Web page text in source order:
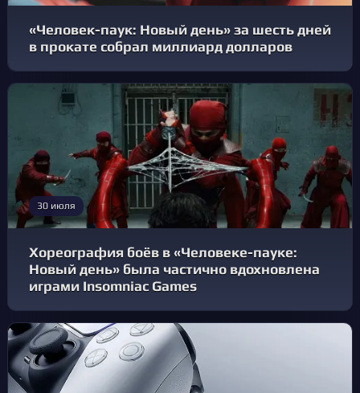
«Человек-паук: Новый день» за шесть дней
в прокате собрал миллиард долларов
30 июля
Хореография боёв в «Человеке-пауке:
Новый день» была частично вдохновлена
играми Insomniac Games